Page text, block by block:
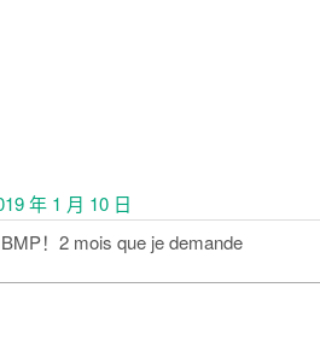
年 1 月 10 日
！2 mois que je demande